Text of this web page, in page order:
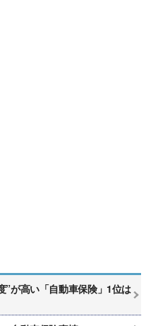
が高い「自動車保険」1位は